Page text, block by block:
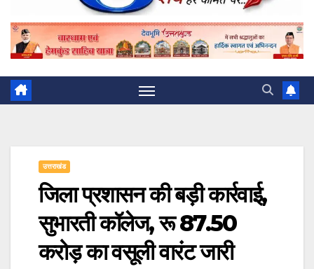
उत्तराखंड
जिला प्रशासन की बड़ी कार्रवाई,
सुभारती कॉलेज, रू 87.50
करोड़ का वसूली वारंट जारी